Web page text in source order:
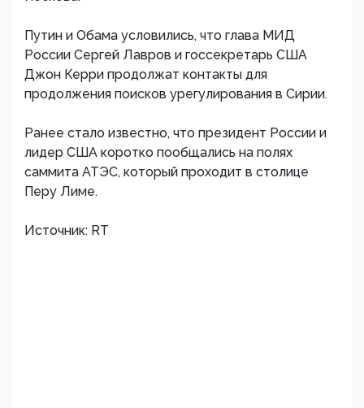
Путин и Обама условились, что глава МИД
России Сергей Лавров и госсекретарь США
Джон Керри продолжат контакты для
продолжения поисков урегулирования в Сирии.
Ранее стало известно, что президент России и
лидер США коротко пообщались на полях
саммита АТЭС, который проходит в столице
Перу Лиме.
Источник: RT